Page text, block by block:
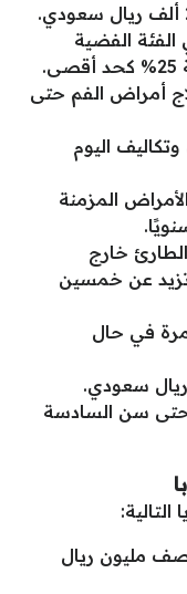
الفضية
أمراض الفم حتى
اليوم
المزمنة
خارج
تزيد عن خمسين
العلاج الطبيعي حتى 12 مرة في حال
حتى سن السادسة
التالية:
مليون ريال